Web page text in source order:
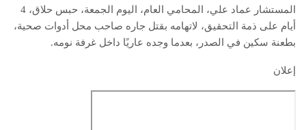
المستشار عماد علي، المحامي العام، اليوم الجمعة، حبس حلاق، 4
أيام على ذمة التحقيق، لاتهامه بقتل جاره صاحب محل أدوات صحية،
بطعنة سكين في الصدر، بعدما وجده عاريًا داخل غرفة نومه.
إعلان